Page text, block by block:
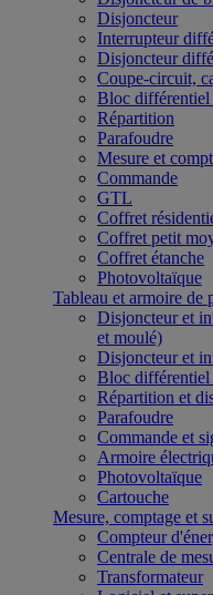
Disjoncteur
Interrupteur
Disjoncteur
Coupe-circuit,
Bloc différentiel
Répartition
Parafoudre
Mesure et
Commande
GTL
Coffret
Coffret petit
Coffret étanche
Photovoltaïque
Tableau et armoire de
Disjoncteur et
et moulé)
Disjoncteur et
Bloc différentiel
Répartition et
Parafoudre
Commande et
Armoire
Photovoltaïque
Cartouche
Mesure, comptage et
Compteur
Centrale de
Transformateur